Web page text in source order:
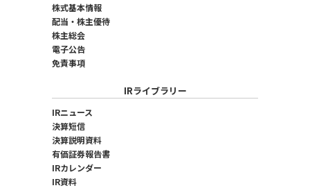
株式基本情報
配当・株主優待
株主総会
電子公告
免責事項
IRライブラリー
IRニュース
決算短信
決算説明資料
有価証券報告書
IRカレンダー
IR資料